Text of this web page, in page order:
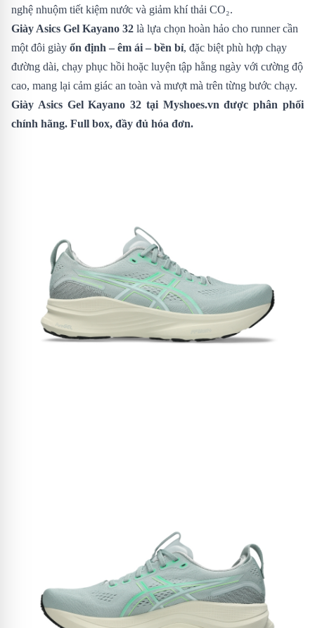
nghệ nhuộm tiết kiệm nước và giảm khí thải CO₂.
Giày Asics Gel Kayano 32 là lựa chọn hoàn hảo cho runner cần
một đôi giày ổn định – êm ái – bền bỉ, đặc biệt phù hợp chạy
đường dài, chạy phục hồi hoặc luyện tập hằng ngày với cường độ
cao, mang lại cảm giác an toàn và mượt mà trên từng bước chạy.
Giày Asics Gel Kayano 32 tại Myshoes.vn được phân phối
chính hãng. Full box, đầy đủ hóa đơn.